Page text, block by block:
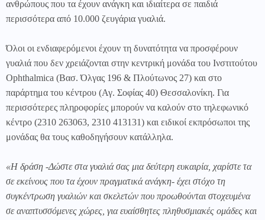
ανθρώπους που τα έχουν ανάγκη και ιδιαίτερα σε παιδιά
περισσότερα από 10.000 ζευγάρια γυαλιά.
Όλοι οι ενδιαφερόμενοι έχουν τη δυνατότητα να προσφέρουν
γυαλιά που δεν χρειάζονται στην κεντρική μονάδα του Ινστιτούτου
Ophthalmica (Βασ. Όλγας 196 & Πλούτωνος 27) και στο
παράρτημα του κέντρου (Αγ. Σοφίας 40) Θεσσαλονίκη. Για
περισσότερες πληροφορίες μπορούν να καλούν στο τηλεφωνικό
κέντρο (2310 263063, 2310 413131) και ειδικοί εκπρόσωποι της
μονάδας θα τους καθοδηγήσουν κατάλληλα.
«Η δράση -Δώστε στα γυαλιά σας μια δεύτερη ευκαιρία, χαρίστε τα
σε εκείνους που τα έχουν πραγματικά ανάγκη- έχει στόχο τη
συγκέντρωση γυαλιών και σκελετών που προωθούνται στοχευμένα
σε αναπτυσσόμενες χώρες, για ευαίσθητες πληθυσμιακές ομάδες και